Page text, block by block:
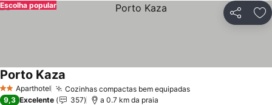
Partilhar
Escolha popular
2 EstrelasAparthotel Cozinhas compactas bem equipadas
Porto Kaza
9,3 Excelente 357 a 0.7 km da praia